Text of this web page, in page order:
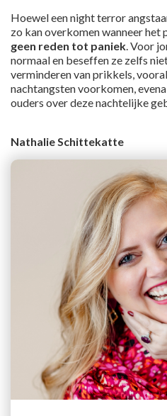
Hoewel een night terror
zo kan overkomen wanneer
geen reden tot paniek. Voor
normaal en beseffen ze zelfs
verminderen van prikkels,
nachtangsten voorkomen,
ouders over deze nachtelijke
Nathalie Schittekatte